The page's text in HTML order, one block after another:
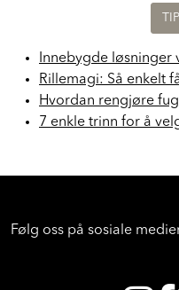
Innebygde
Rillemagi: Så enkelt
Hvordan rengjøre
7 enkle trinn for å
Følg oss på sosiale